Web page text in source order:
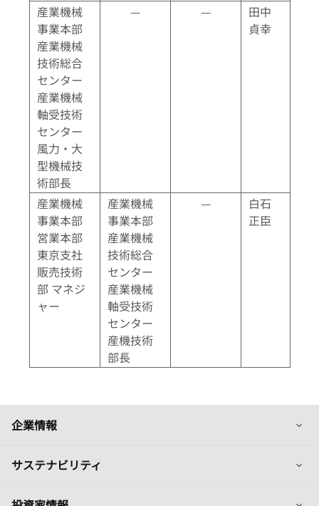
産業機械
事業本部
産業機械
技術総合
センター
産業機械
軸受技術
センター
風力・大
型機械技
術部長
— —
田中
貞幸
産業機械
事業本部
営業本部
東京支社
販売技術
部 マネジ
ャー
産業機械
事業本部
産業機械
技術総合
センター
産業機械
軸受技術
センター
産機技術
部長
—
白石
正臣
企業情報 列
サステナビリティ 列